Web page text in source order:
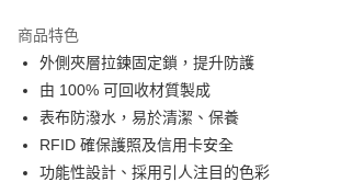
悠遊付
Google Pay
全盈+PAY
AFTEE先享後付
商品特色
外側夾層拉鍊固定鎖，提升防護
由 100% 可回收材質製成
表布防潑水，易於清潔、保養
RFID 確保護照及信用卡安全
功能性設計、採用引人注目的色彩